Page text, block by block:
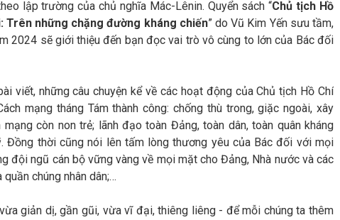
lập trường của chủ nghĩa Mác-Lênin. Quyển sách “Chủ tịch Hồ
Trên những chặng đường kháng chiến” do Vũ Kim Yến sưu tầm,
2024 sẽ giới thiệu đến bạn đọc vai trò vô cùng to lớn của Bác đối
viết, những câu chuyện kể về các hoạt động của Chủ tịch Hồ Chí
mạng tháng Tám thành công: chống thù trong, giặc ngoài, xây
còn non trẻ; lãnh đạo toàn Đảng, toàn dân, toàn quân kháng
Đồng thời cũng nói lên tấm lòng thương yêu của Bác đối với mọi
đội ngũ cán bộ vững vàng về mọi mặt cho Đảng, Nhà nước và các
chúng nhân dân;…
giản dị, gần gũi, vừa vĩ đại, thiêng liêng - để mỗi chúng ta thêm